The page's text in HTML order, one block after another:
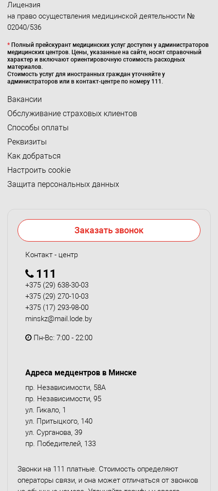
Лицензия
на право осуществления медицинской деятельности №
02040/536
* Полный прейскурант медицинских услуг доступен у администраторов
медицинских центров. Цены, указанные на сайте, носят справочный
характер и включают ориентировочную стоимость расходных
материалов.
Стоимость услуг для иностранных граждан уточняйте у
администраторов или в контакт-центре по номеру 111.
Вакансии
Обслуживание страховых клиентов
Способы оплаты
Реквизиты
Как добраться
Настроить cookie
Защита персональных данных
Заказать звонок
Контакт - центр
111
+375 (29) 638-30-03
+375 (29) 270-10-03
+375 (17) 293-98-00
minskz@mail.lode.by
Пн-Вс: 7:00 - 22:00
Адреса медцентров в Минске
пр. Независимости, 58А
пр. Независимости, 95
ул. Гикало, 1
ул. Притыцкого, 140
ул. Сурганова, 39
пр. Победителей, 133
Звонки на 111 платные. Стоимость определяют
операторы связи, и она может отличаться от звонков